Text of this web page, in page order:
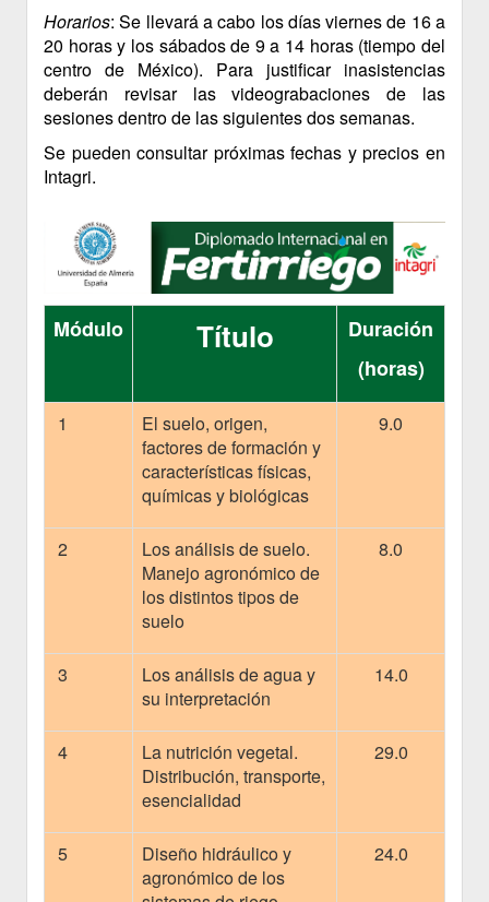
Horarios: Se llevará a cabo los días viernes de 16 a
20 horas y los sábados de 9 a 14 horas (tiempo del
centro de México). Para justificar inasistencias
deberán revisar las videograbaciones de las
sesiones dentro de las siguientes dos semanas.
Se pueden consultar próximas fechas y precios en
Intagri.
Módulo Título
Duración
(horas)
1
El suelo, origen,
factores de formación y
características físicas,
químicas y biológicas
9.0
2
Los análisis de suelo.
Manejo agronómico de
los distintos tipos de
suelo
8.0
3
Los análisis de agua y
su interpretación
14.0
4
La nutrición vegetal.
Distribución, transporte,
esencialidad
29.0
5
Diseño hidráulico y
agronómico de los
24.0